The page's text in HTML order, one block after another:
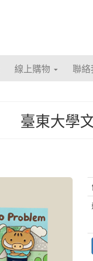
線上購物 聯
臺東大學